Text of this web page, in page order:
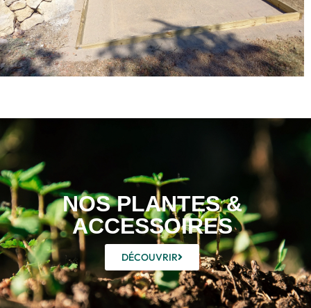
NOS PLANTES &
ACCESSOIRES
DÉCOUVRIR